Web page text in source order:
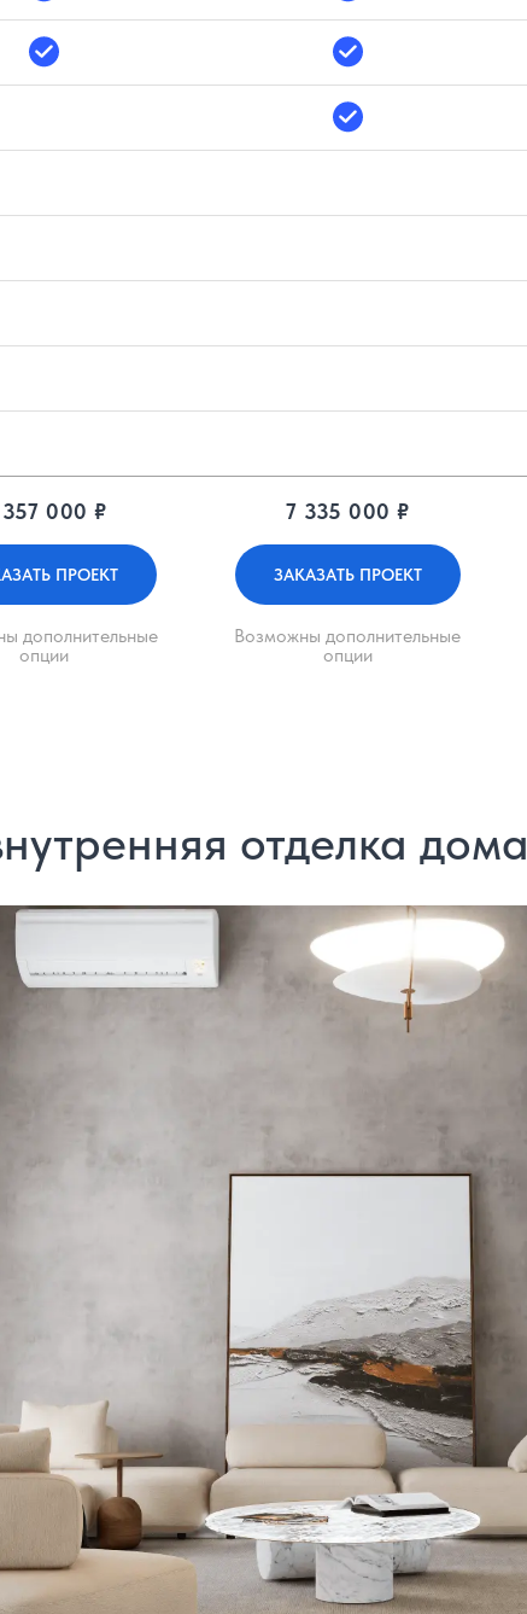
000 ₽
ПРОЕКТ
дополнительные
опции
7 335 000 ₽
ЗАКАЗАТЬ ПРОЕКТ
Возможны дополнительные
опции
отделка дома